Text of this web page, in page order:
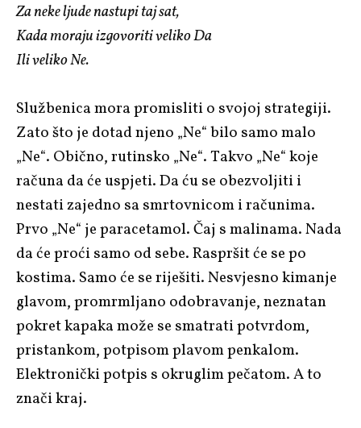
Za neke ljude nastupi taj sat,
Kada moraju izgovoriti veliko Da
Ili veliko Ne.
Službenica mora promisliti o svojoj strategiji.
Zato što je dotad njeno „Ne“ bilo samo malo
„Ne“. Obično, rutinsko „Ne“. Takvo „Ne“ koje
računa da će uspjeti. Da ću se obezvoljiti i
nestati zajedno sa smrtovnicom i računima.
Prvo „Ne“ je paracetamol. Čaj s malinama. Nada
da će proći samo od sebe. Raspršit će se po
kostima. Samo će se riješiti. Nesvjesno kimanje
glavom, promrmljano odobravanje, neznatan
pokret kapaka može se smatrati potvrdom,
pristankom, potpisom plavom penkalom.
Elektronički potpis s okruglim pečatom. A to
znači kraj.